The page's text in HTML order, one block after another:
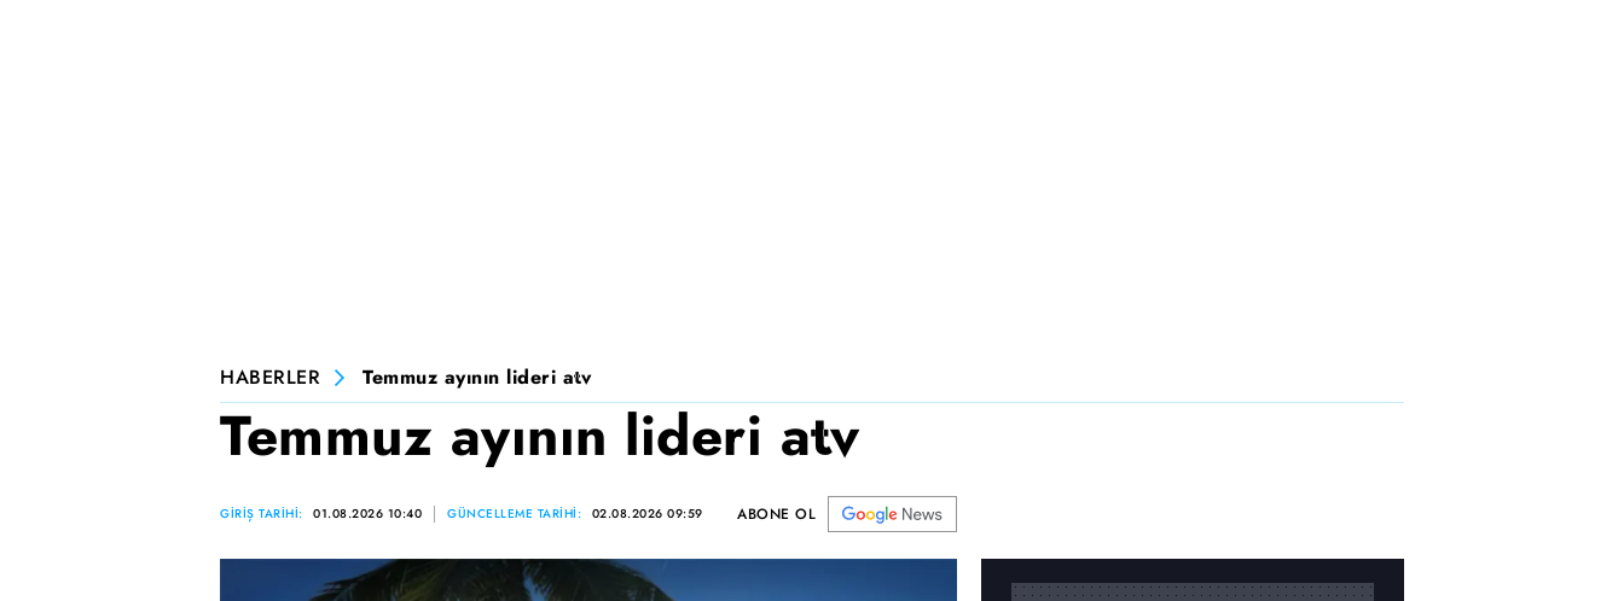
HABERLER Temmuz ayının lideri atv
Temmuz ayının lideri atv
GİRİŞ TARİHİ: 01.08.2026 10:40 GÜNCELLEME TARİHİ: 02.08.2026 09:59 ABONE OL